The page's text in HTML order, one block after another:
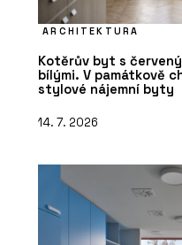
ARCHITEKTURA
Kotěrův byt s
bílými. V památkově
stylové nájemní byty
14. 7. 2026